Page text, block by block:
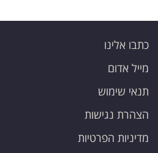
כתבו אלינו
מייל אדום
תנאי שימוש
הצהרת נגישות
מדיניות הפרטיות